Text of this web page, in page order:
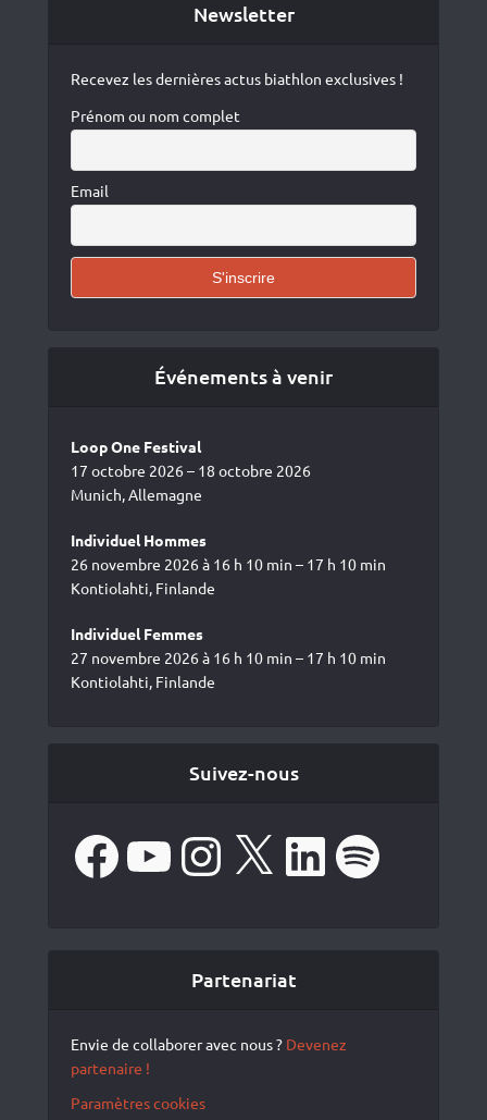
Newsletter
Recevez les dernières actus biathlon exclusives !
Prénom ou nom complet
Email
Événements à venir
Loop One Festival
17 octobre 2026 – 18 octobre 2026
Munich, Allemagne
Individuel Hommes
26 novembre 2026 à 16 h 10 min – 17 h 10 min
Kontiolahti, Finlande
Individuel Femmes
27 novembre 2026 à 16 h 10 min – 17 h 10 min
Kontiolahti, Finlande
Suivez-nous
Facebook Instagram LinkedIn Spotify
Partenariat
Envie de collaborer avec nous ? Devenez
partenaire !
Paramètres cookies